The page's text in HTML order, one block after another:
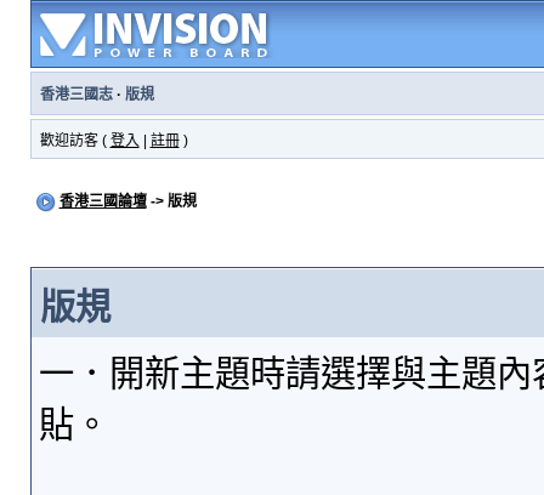
香港三國志· 版規
歡迎訪客 ( 登入 註冊)
香港三國論壇-> 版規
版規
一．開新主題時請選擇與主題
貼。